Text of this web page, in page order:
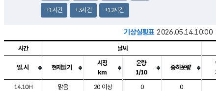
+1시간 +3시간 +12시간
기상실황표 2026.05.14.10:00
도시별 기상실황표로 지점, 날씨, 기온, 강수, 바람, 기압등을 안내한 표입
시간 날씨
일.시 현재일기
시정
km
운량
1/10
중하운량
14.10H
맑음 20 이상 0 0